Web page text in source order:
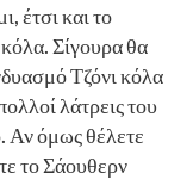
έτσι και το
κόλα. Σίγουρα θα
Τζόνι κόλα
λάτρεις του
Αν όμως θέλετε
το Σάουθερν